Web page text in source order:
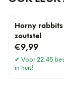
Horny
zoutstel
€9,99
✔ Voor 22:45
in huis!